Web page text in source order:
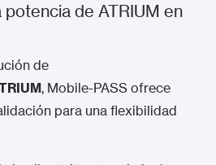
potencia de ATRIUM en
de
, Mobile-PASS ofrece
para una flexibilidad